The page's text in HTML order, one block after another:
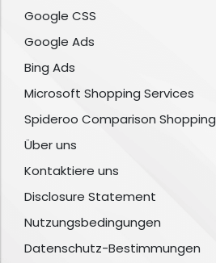
Google CSS
Google Ads
Bing Ads
Microsoft Shopping Services
Spideroo Comparison Shopping
Über uns
Kontaktiere uns
Disclosure Statement
Nutzungsbedingungen
Datenschutz-Bestimmungen